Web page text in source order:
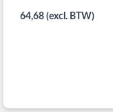
64,68 (excl. BTW)